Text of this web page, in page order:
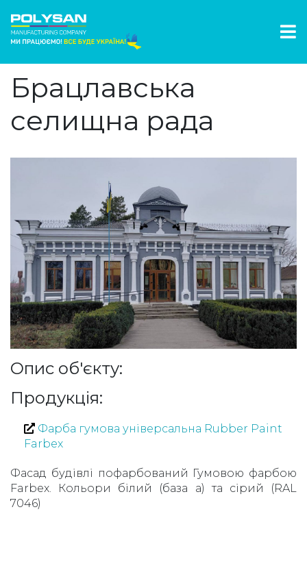
Брацлавська
селищна рада
Опис об'єкту:
Продукція:
Фарба гумова універсальна Rubber Paint
Farbex
Фасад будівлі пофарбований Гумовою фарбою
Farbex. Кольори білий (база а) та сірий (RAL
7046)